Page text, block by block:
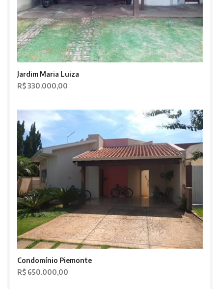
Jardim Maria Luiza
R$ 330.000,00
Condomínio Piemonte
R$ 650.000,00